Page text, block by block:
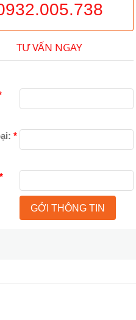
TƯ VẤN NGAY
*
*